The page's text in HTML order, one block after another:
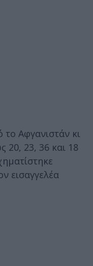
το Αφγανιστάν κι
20, 23, 36 και 18
εισαγγελέα